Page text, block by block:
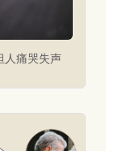
人痛哭失声